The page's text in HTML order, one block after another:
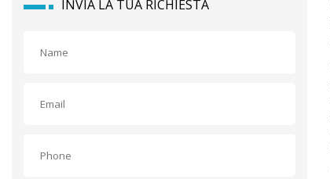
INVIA LA TUA RICHIESTA